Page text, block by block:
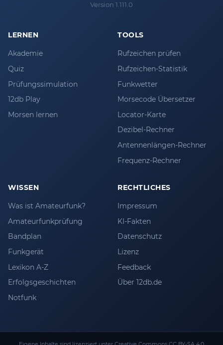
Version 1.111.0
LERNEN
Akademie
Quiz
Prüfungssimulation
12db Play
Morsen lernen
TOOLS
Rufzeichen prüfen
Rufzeichen-Statistik
Funkwetter
Morsecode Übersetzer
Locator-Karte
Dezibel-Rechner
Antennenlängen-Rechner
Frequenz-Rechner
WISSEN
Was ist Amateurfunk?
Amateurfunkprüfung
Bandplan
Funkgerät
Lexikon A-Z
Erfolgsgeschichten
Notfunk
RECHTLICHES
Impressum
KI-Fakten
Datenschutz
Lizenz
Feedback
Über 12db.de